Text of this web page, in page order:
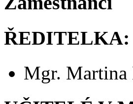
ŘEDITELKA:
Mgr. Martina